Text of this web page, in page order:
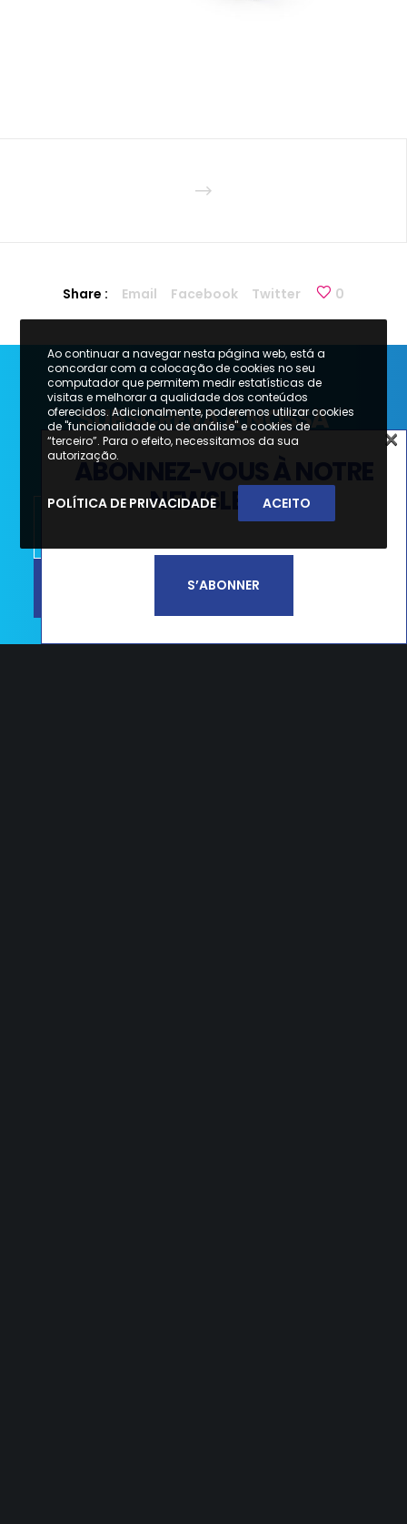
Share : Email Facebook Twitter 0
SUBSCREVA A NOSSA
NEWSLETTER
Li e aceito aPolítica de Privacidade e
Ao continuar a navegar nesta página web, está a
concordar com a colocação de cookies no seu
computador que permitem medir estatísticas de
visitas e melhorar a qualidade dos conteúdos
oferecidos. Adicionalmente, poderemos utilizar cookies
de "funcionalidade ou de análise" e cookies de
“terceiro”. Para o efeito, necessitamos da sua
autorização.
POLÍTICA DE PRIVACIDADE ACEITO
SUBSCREVA A NOSSA
NEWSLETTER
SUBSCREVER
×
ABONNEZ-VOUS À NOTRE
NEWSLETTER
S’ABONNER
×